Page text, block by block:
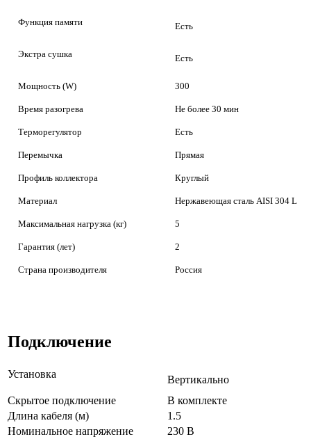
Функция памяти Есть
Экстра сушка Есть
Мощность (W) 300
Время разогрева Не более 30 мин
Терморегулятор Есть
Перемычка Прямая
Профиль коллектора Круглый
Материал Нержавеющая сталь AISI 304 L
Максимальная нагрузка (кг) 5
Гарантия (лет) 2
Страна производителя Россия
Подключение
Установка
Вертикально
Скрытое подключение
В комплекте
Длина кабеля (м)
1.5
Номинальное напряжение
230 В